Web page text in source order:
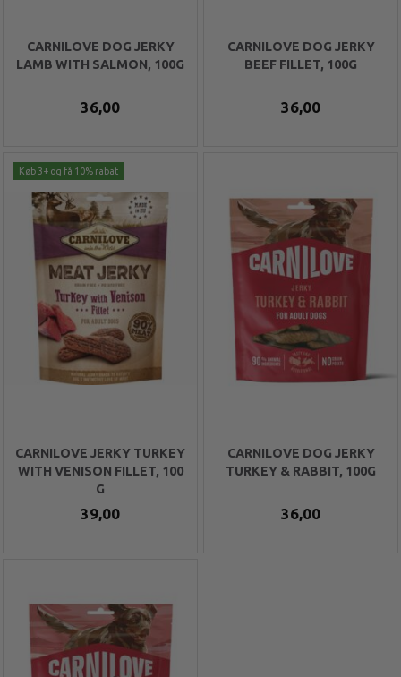
CARNILOVE DOG JERKY
LAMB WITH SALMON, 100G
36,00
CARNILOVE DOG JERKY
BEEF FILLET, 100G
36,00
Køb 3+ og få 10% rabat
CARNILOVE JERKY TURKEY
WITH VENISON FILLET, 100
G
39,00
CARNILOVE DOG JERKY
TURKEY & RABBIT, 100G
36,00